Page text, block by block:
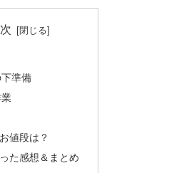
準備
値段は？
た感想＆まとめ